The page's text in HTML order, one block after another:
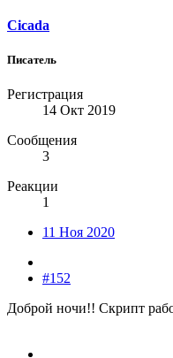
Cicada
Писатель
Регистрация
14 Окт 2019
Сообщения
3
Реакции
1
11 Ноя 2020
#152
Доброй ночи!! Скрипт